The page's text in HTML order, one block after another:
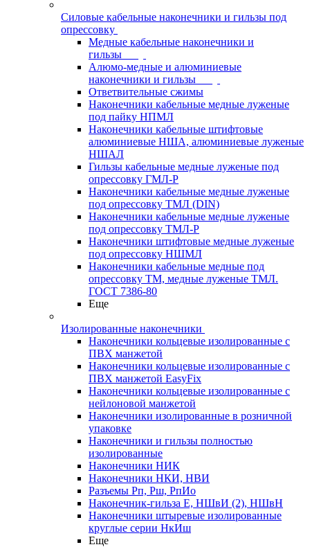
Силовые кабельные наконечники и гильзы под
опрессовку
Медные кабельные наконечники и
гильзы
Алюмо-медные и алюминиевые
наконечники и гильзы
Ответвительные сжимы
Наконечники кабельные медные луженые
под пайку НПМЛ
Наконечники кабельные штифтовые
алюминиевые НША, алюминиевые луженые
НШАЛ
Гильзы кабельные медные луженые под
опрессовку ГМЛ-Р
Наконечники кабельные медные луженые
под опрессовку ТМЛ (DIN)
Наконечники кабельные медные луженые
под опрессовку ТМЛ-Р
Наконечники штифтовые медные луженые
под опрессовку НШМЛ
Наконечники кабельные медные под
опрессовку ТМ, медные луженые ТМЛ.
ГОСТ 7386-80
Еще
Изолированные наконечники
Наконечники кольцевые изолированные с
ПВХ манжетой
Наконечники кольцевые изолированные с
ПВХ манжетой EasyFix
Наконечники кольцевые изолированные с
нейлоновой манжетой
Наконечники изолированные в розничной
упаковке
Наконечники и гильзы полностью
изолированные
Наконечники НИК
Наконечники НКИ, НВИ
Разъемы Рп, Рш, РпИо
Наконечник-гильза Е, НШвИ (2), НШвН
Наконечники штыревые изолированные
круглые серии НкИш
Еще